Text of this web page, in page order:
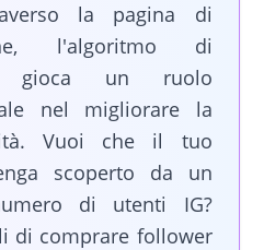
la pagina di
l'algoritmo di
gioca un ruolo
nel migliorare la
Vuoi che il tuo
scoperto da un
di utenti IG?
di comprare follower